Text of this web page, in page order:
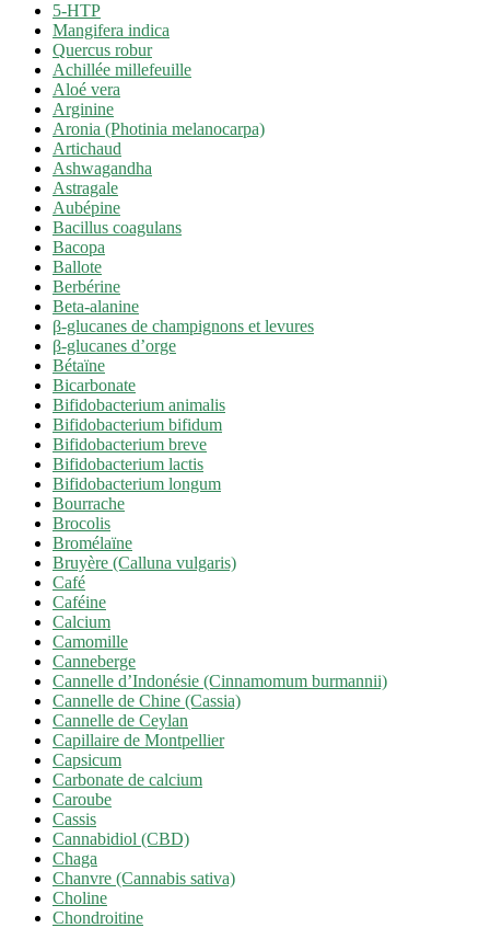
5-HTP
Mangifera indica
Quercus robur
Achillée millefeuille
Aloé vera
Arginine
Aronia (Photinia melanocarpa)
Artichaud
Ashwagandha
Astragale
Aubépine
Bacillus coagulans
Bacopa
Ballote
Berbérine
Beta-alanine
β-glucanes de champignons et levures
β-glucanes d’orge
Bétaïne
Bicarbonate
Bifidobacterium animalis
Bifidobacterium bifidum
Bifidobacterium breve
Bifidobacterium lactis
Bifidobacterium longum
Bourrache
Brocolis
Bromélaïne
Bruyère (Calluna vulgaris)
Café
Caféine
Calcium
Camomille
Canneberge
Cannelle d’Indonésie (Cinnamomum burmannii)
Cannelle de Chine (Cassia)
Cannelle de Ceylan
Capillaire de Montpellier
Capsicum
Carbonate de calcium
Caroube
Cassis
Cannabidiol (CBD)
Chaga
Chanvre (Cannabis sativa)
Choline
Chondroitine